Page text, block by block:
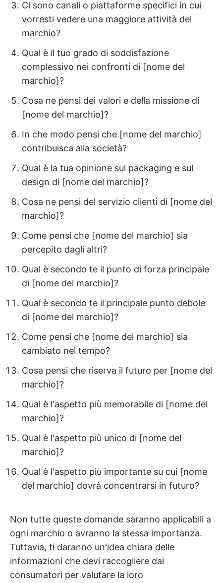
Ci sono canali o piattaforme specifici in cui
vorresti vedere una maggiore attività del
marchio?
Qual è il tuo grado di soddisfazione
complessivo nei confronti di [nome del
marchio]?
Cosa ne pensi dei valori e della missione di
[nome del marchio]?
In che modo pensi che [nome del marchio]
contribuisca alla società?
Qual è la tua opinione sul packaging e sul
design di [nome del marchio]?
Cosa ne pensi del servizio clienti di [nome del
marchio]?
Come pensi che [nome del marchio] sia
percepito dagli altri?
Qual è secondo te il punto di forza principale
di [nome del marchio]?
Qual è secondo te il principale punto debole
di [nome del marchio]?
Come pensi che [nome del marchio] sia
cambiato nel tempo?
Cosa pensi che riserva il futuro per [nome del
marchio]?
Qual è l'aspetto più memorabile di [nome del
marchio]?
Qual è l'aspetto più unico di [nome del
marchio]?
Qual è l'aspetto più importante su cui [nome
del marchio] dovrà concentrarsi in futuro?
Non tutte queste domande saranno applicabili a
ogni marchio o avranno la stessa importanza.
Tuttavia, ti daranno un'idea chiara delle
informazioni che devi raccogliere dai
consumatori per valutare la loro